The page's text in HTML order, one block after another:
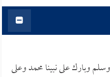
وبارك على نبينا محمد وعلى